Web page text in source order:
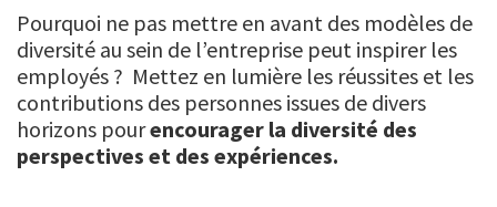
Pourquoi ne pas mettre en avant des modèles de
diversité au sein de l’entreprise peut inspirer les
employés ? Mettez en lumière les réussites et les
contributions des personnes issues de divers
horizons pourencourager la diversité des
perspectives et des expériences.